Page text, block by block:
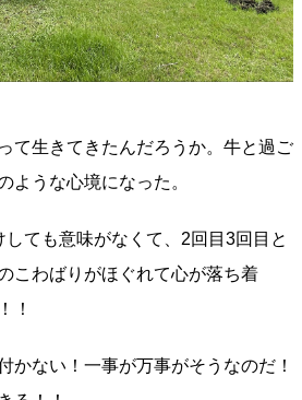
て生きてきたんだろうか。牛と過ご
ような心境になった。
ても意味がなくて、2回目3回目と
こわばりがほぐれて心が落ち着
！
かない！一事が万事がそうなのだ！